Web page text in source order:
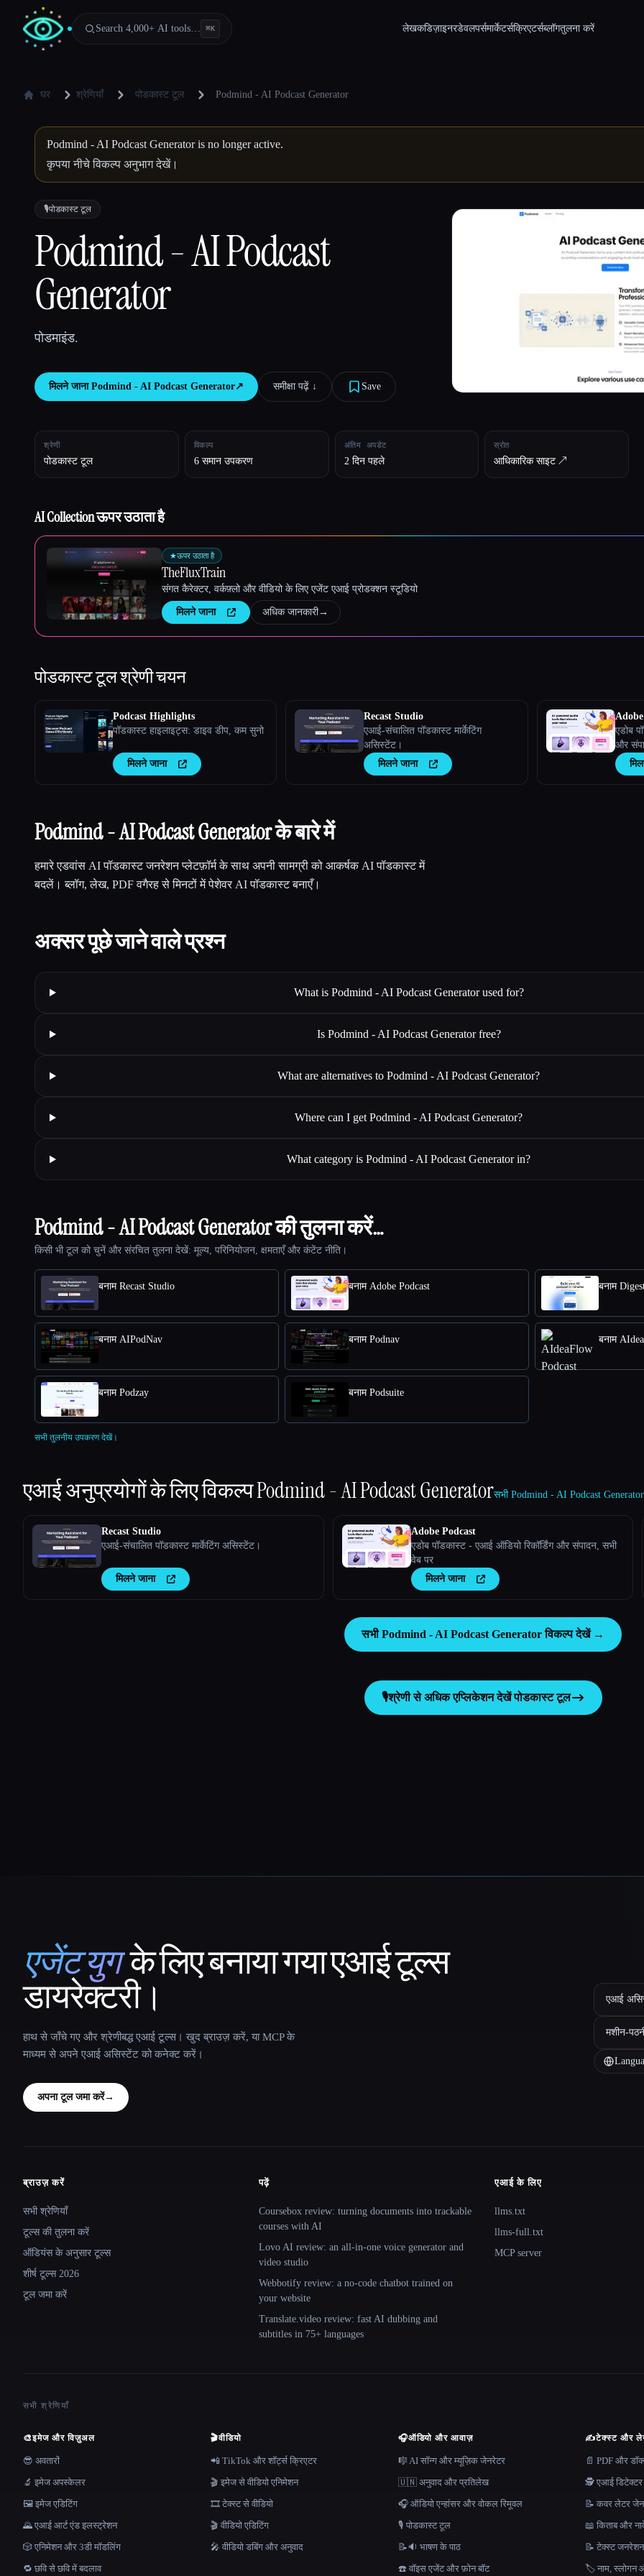
Search 4,000+ AI tools… ⌘K लेखकडिज़ाइनरडेवलपर्समार्केटर्सक्रिएटर्सब्लॉगतुलना करें
घर श्रेणियाँ पोडकास्ट टूल Podmind - AI Podcast Generator
Podmind - AI Podcast Generator is no longer active.
कृपया नीचे विकल्प अनुभाग देखें।
🎙️पोडकास्ट टूल
Podmind - AI Podcast
Generator
पोडमाइंड.
मिलने जाना Podmind - AI Podcast Generator↗︎ समीक्षा पढ़ें ↓︎ Save
श्रेणी
पोडकास्ट टूल
विकल्प
6 समान उपकरण
अंतिम अपडेट
2 दिन पहले
स्रोत
आधिकारिक साइट ↗︎
AI Collection ऊपर उठाता है
★ऊपर उठाता है
TheFluxTrain
संगत कैरेक्टर, वर्कफ़्लो और वीडियो के लिए एजेंट एआई प्रोडक्शन स्टूडियो
मिलने जाना अधिक जानकारी→
पोडकास्ट टूलश्रेणी चयन
Podcast Highlights
पॉडकास्ट हाइलाइट्स: डाइव डीप, कम सुनो
मिलने जाना
Recast Studio
एआई-संचालित पॉडकास्ट मार्केटिंग
असिस्टेंट।
मिलने जाना
एडोब
और
Podmind - AI Podcast Generator के बारे में
हमारे एडवांस AI पॉडकास्ट जनरेशन प्लेटफ़ॉर्म के साथ अपनी सामग्री को आकर्षक AI पॉडकास्ट में
बदलें। ब्लॉग, लेख, PDF वगैरह से मिनटों में पेशेवर AI पॉडकास्ट बनाएँ।
अक्सर पूछे जाने वाले प्रश्न
What is Podmind - AI Podcast Generator used for?
Is Podmind - AI Podcast Generator free?
What are alternatives to Podmind - AI Podcast Generator?
Where can I get Podmind - AI Podcast Generator?
What category is Podmind - AI Podcast Generator in?
Podmind - AI Podcast Generator की तुलना करें…
किसी भी टूल को चुनें और संरचित तुलना देखें: मूल्य, परिनियोजन, क्षमताएँ और कंटेंट नीति।
बनाम Recast Studio बनाम Adobe Podcast बनाम
बनाम AIPodNav बनाम Podnav बनाम
बनाम Podzay बनाम Podsuite
सभी तुलनीय उपकरण देखें।
एआई अनुप्रयोगों के लिए विकल्पPodmind - AI Podcast Generatorसभी Podmind - AI Podcast
Recast Studio
एआई-संचालित पॉडकास्ट मार्केटिंग असिस्टेंट।
मिलने जाना
Adobe Podcast
एडोब पॉडकास्ट - एआई ऑडियो रिकॉर्डिंग और संपादन, सभी
वेब पर
मिलने जाना
सभी Podmind - AI Podcast Generator विकल्प देखें →
🎙️श्रेणी से अधिक एप्लिकेशन देखेंपोडकास्ट टूल
That AI Collection
एजेंट युग के लिए बनाया गया एआई टूल्स
डायरेक्टरी।
हाथ से जाँचे गए और श्रेणीबद्ध एआई टूल्स। खुद ब्राउज़ करें, या MCP के
माध्यम से अपने एआई असिस्टेंट को कनेक्ट करें।
अपना टूल जमा करें→
एआई
मशीन-
Site navigation
ब्राउज़ करें
सभी श्रेणियाँ
टूल्स की तुलना करें
ऑडियंस के अनुसार टूल्स
शीर्ष टूल्स 2026
टूल जमा करें
पढ़ें
Coursebox review: turning documents into trackable
courses with AI
Lovo AI review: an all-in-one voice generator and
video studio
Webbotify review: a no-code chatbot trained on
your website
Translate.video review: fast AI dubbing and
subtitles in 75+ languages
एआई के लिए
llms.txt
llms-full.txt
MCP server
सभी श्रेणियाँ
🎨इमेज और विज़ुअल
😎 अवतारों
🔬 इमेज अपस्केलर
🖼️ इमेज एडिटिंग
🌄 एआई आर्ट एंड इलस्ट्रेशन
🎲 एनिमेशन और 3डी मॉडलिंग
🔁 छवि से छवि में बदलाव
🎬वीडियो
📲 TikTok और शॉर्ट्स क्रिएटर
🎬 इमेज से वीडियो एनिमेशन
🎞️ टेक्स्ट से वीडियो
🎬 वीडियो एडिटिंग
🎤 वीडियो डबिंग और अनुवाद
🎧ऑडियो और आवाज़
🎼 AI सॉन्ग और म्यूज़िक जेनरेटर
🇺🇳 अनुवाद और प्रतिलेख
🎧 ऑडियो एन्हांसर और वोकल रिमूवल
🎙️ पोडकास्ट टूल
📝🔉 भाषण के पाठ
☎️ वॉइस एजेंट और फ़ोन बॉट
✍️टेक्स्ट और
📄 PDF और
🕵️ एआई डिटेक्टर
📝 कवर लेटर
📖 किताब और
📝 टेक्स्ट जनरेशन
🏷️ नाम, स्लोगन